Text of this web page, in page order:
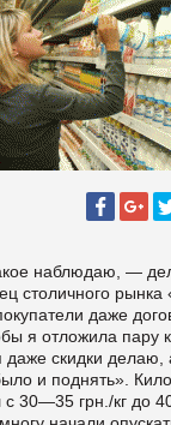
наблюдаю, —
столичного
даже
я отложила пару
скидки делаю,
и поднять».
с 30—35 грн./кг до